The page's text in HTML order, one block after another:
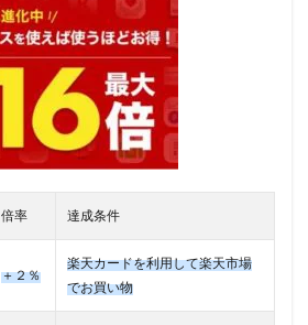
倍率 達成条件
＋２％
楽天カードを利用して楽天市場
でお買い物